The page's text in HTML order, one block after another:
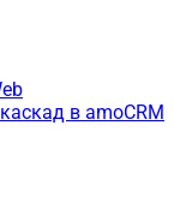
в amoCRM